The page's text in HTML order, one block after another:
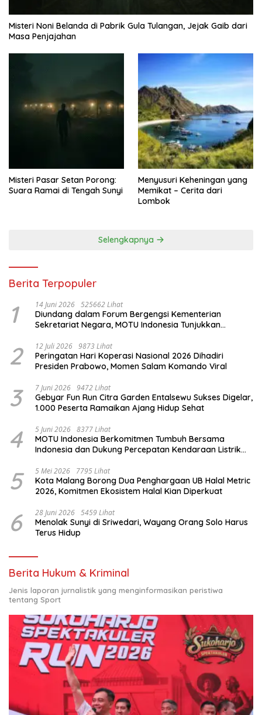
Misteri Noni Belanda di Pabrik Gula Tulangan, Jejak Gaib dari
Masa Penjajahan
Misteri Pasar Setan Porong:
Suara Ramai di Tengah Sunyi
Menyusuri Keheningan yang
Memikat – Cerita dari
Lombok
Selengkapnya
Berita Terpopuler
1 14 Juni 2026 525662 Lihat
Diundang dalam Forum Bergengsi Kementerian
Sekretariat Negara, MOTU Indonesia Tunjukkan
2 12 Juli 2026 9873 Lihat
Peringatan Hari Koperasi Nasional 2026 Dihadiri
Presiden Prabowo, Momen Salam Komando Viral
3 7 Juni 2026 9472 Lihat
Gebyar Fun Run Citra Garden Entalsewu Sukses Digelar,
1.000 Peserta Ramaikan Ajang Hidup Sehat
4 5 Juni 2026 8377 Lihat
MOTU Indonesia Berkomitmen Tumbuh Bersama
Indonesia dan Dukung Percepatan Kendaraan Listrik
5 5 Mei 2026 7795 Lihat
Kota Malang Borong Dua Penghargaan UB Halal Metric
2026, Komitmen Ekosistem Halal Kian Diperkuat
6 28 Juni 2026 5459 Lihat
Menolak Sunyi di Sriwedari, Wayang Orang Solo Harus
Terus Hidup
Berita Hukum & Kriminal
Jenis laporan jurnalistik yang menginformasikan peristiwa
tentang Sport